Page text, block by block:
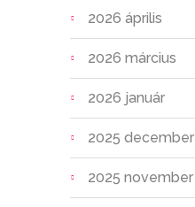
2026 április
2026 március
2026 január
2025 december
2025 november